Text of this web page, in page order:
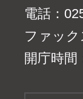
電話：
ファック
開庁時間